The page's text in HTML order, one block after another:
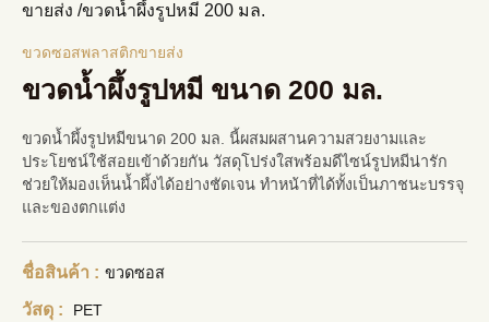
ขายส่ง /ขวดน้ำผึ้งรูปหมี 200 มล.
ขวดซอสพลาสติกขายส่ง
ขวดน้ำผึ้งรูปหมี ขนาด 200 มล.
ขวดน้ำผึ้งรูปหมีขนาด 200 มล. นี้ผสมผสานความสวยงามและ
ประโยชน์ใช้สอยเข้าด้วยกัน วัสดุโปร่งใสพร้อมดีไซน์รูปหมีน่ารัก
ช่วยให้มองเห็นน้ำผึ้งได้อย่างชัดเจน ทำหน้าที่ได้ทั้งเป็นภาชนะบรรจุ
และของตกแต่ง
ชื่อสินค้า : ขวดซอส
วัสดุ : PET